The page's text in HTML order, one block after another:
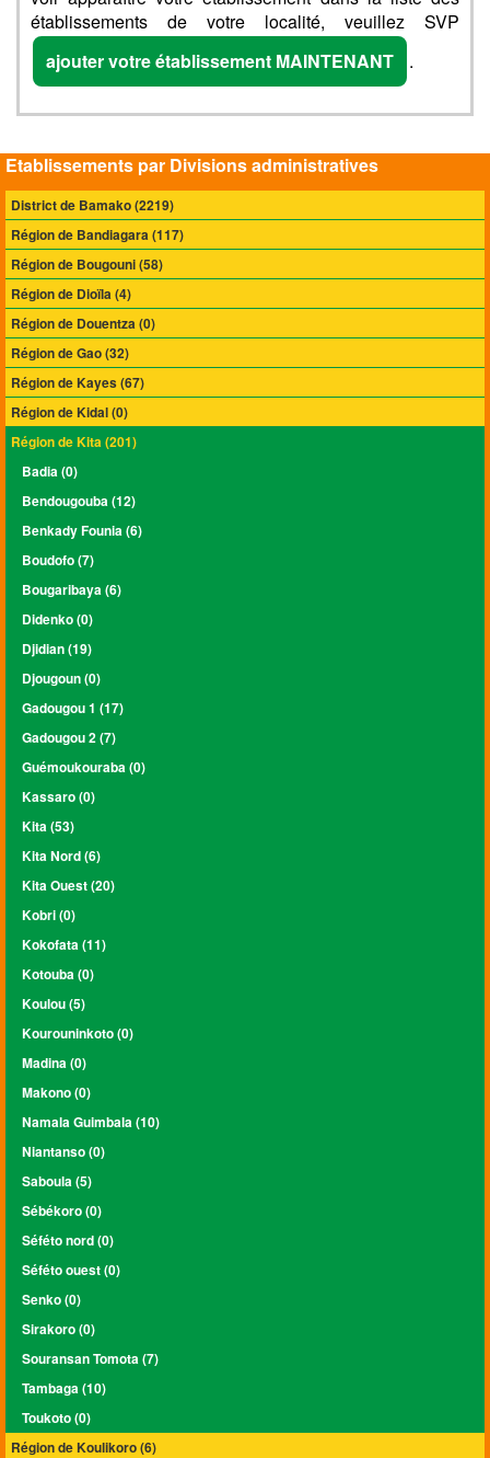
établissements de votre localité, veuillez SVP
ajouter votre établissement MAINTENANT
.
Etablissements par Divisions administratives
District de Bamako (2219)
Région de Bandiagara (117)
Région de Bougouni (58)
Région de Dioïla (4)
Région de Douentza (0)
Région de Gao (32)
Région de Kayes (67)
Région de Kidal (0)
Région de Kita (201)
Badia (0)
Bendougouba (12)
Benkady Founia (6)
Boudofo (7)
Bougaribaya (6)
Didenko (0)
Djidian (19)
Djougoun (0)
Gadougou 1 (17)
Gadougou 2 (7)
Guémoukouraba (0)
Kassaro (0)
Kita (53)
Kita Nord (6)
Kita Ouest (20)
Kobri (0)
Kokofata (11)
Kotouba (0)
Koulou (5)
Kourouninkoto (0)
Madina (0)
Makono (0)
Namala Guimbala (10)
Niantanso (0)
Saboula (5)
Sébékoro (0)
Séféto nord (0)
Séféto ouest (0)
Senko (0)
Sirakoro (0)
Souransan Tomota (7)
Tambaga (10)
Toukoto (0)
Région de Koulikoro (6)